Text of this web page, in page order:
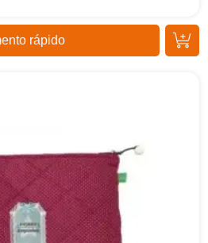
rápido